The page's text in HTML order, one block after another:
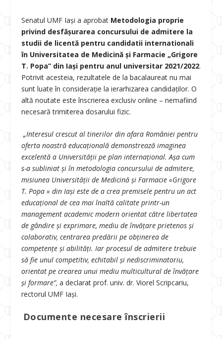
Senatul UMF Iași a aprobat Metodologia proprie
privind desfăşurarea concursului de admitere la
studii de licentă pentru candidatii internationali
în Universitatea de Medicină și Farmacie „Grigore
T. Popa” din Iași pentru anul universitar 2021/2022.
Potrivit acesteia, rezultatele de la bacalaureat nu mai
sunt luate în consideraţie la ierarhizarea candidaţilor. O
altă noutate este înscrierea exclusiv online – nemafiind
necesară trimiterea dosarului fizic.
„Interesul crescut al tinerilor din afara României pentru
oferta noastră educațională demonstrează imaginea
excelentă a Universității pe plan internațional. Așa cum
s-a subliniat și în metodologia concursului de admitere,
misiunea Universităţii de Medicină și Farmacie «Grigore
T. Popa » din Iași este de a crea premisele pentru un act
educaţional de cea mai înaltă calitate printr-un
management academic modern orientat către libertatea
de gândire și exprimare, mediu de învăţare prietenos și
colaborativ, centrarea predării pe obţinerea de
competenţe și abilităţi. Iar procesul de admitere trebuie
să fie unul competitiv, echitabil și nediscriminatoriu,
orientat pe crearea unui mediu multicultural de învăţare
și formare”, a declarat prof. univ. dr. Viorel Scripcariu,
rectorul UMF Iași.
Documente necesare înscrierii